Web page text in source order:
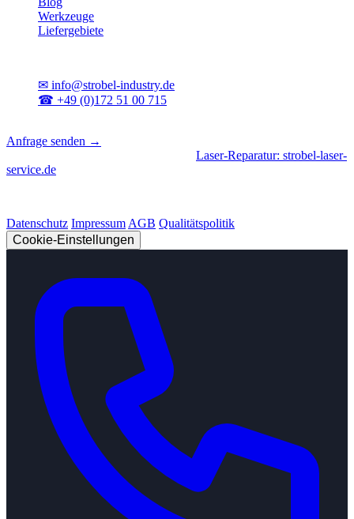
Werkzeuge
Liefergebiete
✉ info@strobel-industry.de
☎ +49 (0)172 51 00 715
Anfrage senden →
Laser-Reparatur: strobel-laser-
service.de
Datenschutz Impressum AGB Qualitätspolitik
Cookie-Einstellungen